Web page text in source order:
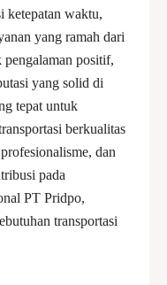
ketepatan waktu,
yang ramah dari
positif,
yang solid di
tepat untuk
berkualitas
dan
pada
PT Pridpo,
transportasi